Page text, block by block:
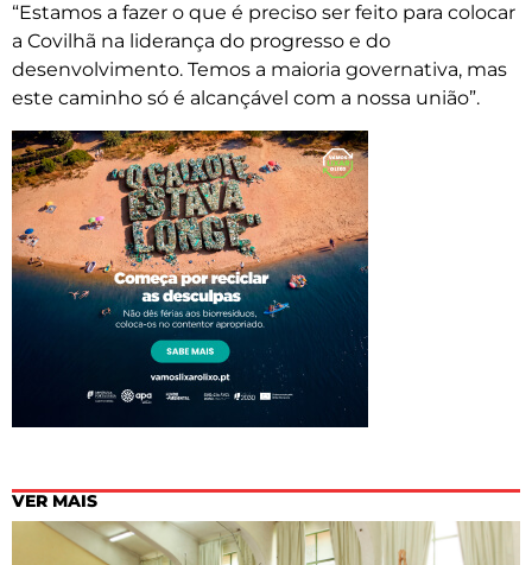
“Estamos a fazer o que é preciso ser feito para colocar
a Covilhã na liderança do progresso e do
desenvolvimento. Temos a maioria governativa, mas
este caminho só é alcançável com a nossa união”.
VER MAIS